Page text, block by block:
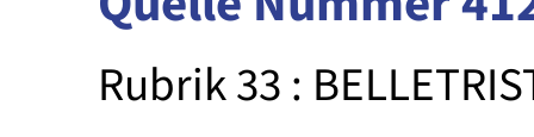
Rubrik 33 :